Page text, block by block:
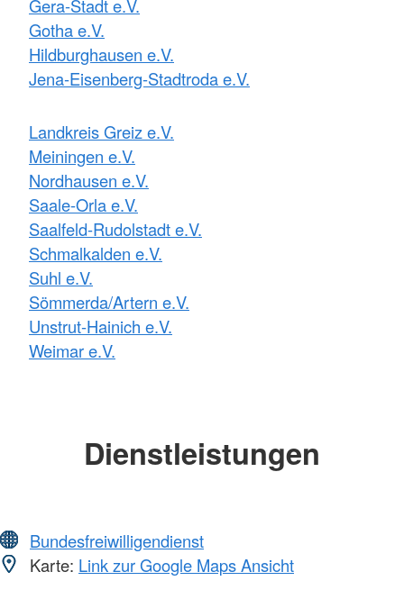
Gera-Stadt e.V.
Gotha e.V.
Hildburghausen e.V.
Jena-Eisenberg-Stadtroda e.V.
Landkreis Greiz e.V.
Meiningen e.V.
Nordhausen e.V.
Saale-Orla e.V.
Saalfeld-Rudolstadt e.V.
Schmalkalden e.V.
Suhl e.V.
Sömmerda/Artern e.V.
Unstrut-Hainich e.V.
Weimar e.V.
Dienstleistungen
Bundesfreiwilligendienst
Karte: Link zur Google Maps Ansicht